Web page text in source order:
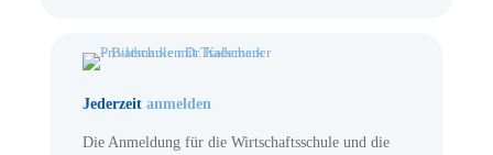
Jederzeit anmelden
Die Anmeldung für die Wirtschaftsschule und die